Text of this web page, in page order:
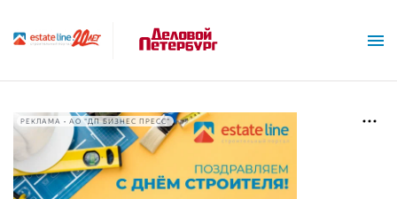
РЕКЛАМА • АО "ДП БИЗНЕС ПРЕСС"